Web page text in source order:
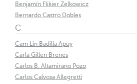
Benjamín Flikier Zelkowicz
Bernardo Castro Dobles
C
Cam Lin Badilla Apuy
Carla Gillen Brenes
Carlos B. Altamirano Pozo
Carlos Calvosa Allegretti